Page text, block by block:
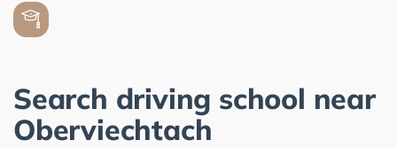
Search driving school near
Oberviechtach